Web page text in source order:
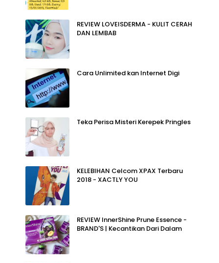
REVIEW LOVEISDERMA - KULIT CERAH
DAN LEMBAB
Cara Unlimited kan Internet Digi
Teka Perisa Misteri Kerepek Pringles
KELEBIHAN Celcom XPAX Terbaru
2018 - XACTLY YOU
REVIEW InnerShine Prune Essence -
BRAND'S | Kecantikan Dari Dalam